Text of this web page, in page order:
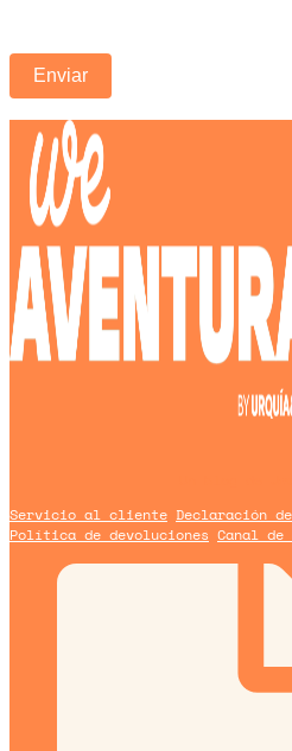
Servicio al cliente Declaración
Política de devoluciones Canal de